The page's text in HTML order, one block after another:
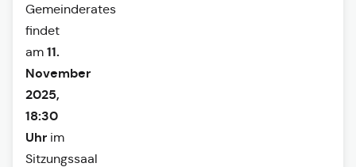
Gemeinderates
findet
am 11.
November
2025,
18:30
Uhr im
Sitzungssaal